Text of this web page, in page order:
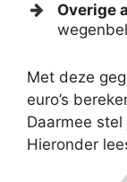
Overige
Met deze
euro’s
Daarmee
Hieronder